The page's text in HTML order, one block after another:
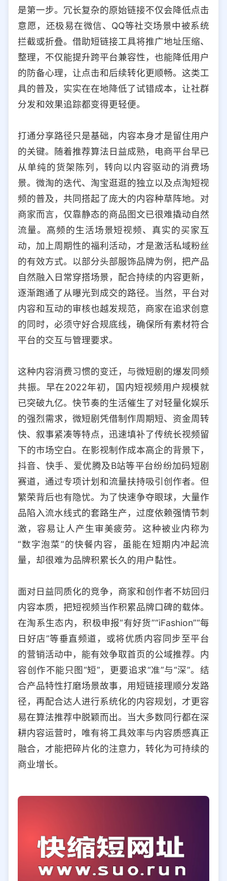
是第一步。冗长复杂的原始链接不仅会降低点击
意愿，还极易在微信、QQ等社交场景中被系统
拦截或折叠。借助短链接工具将推广地址压缩、
整理，不仅能提升跨平台兼容性，也能降低用户
的防备心理，让点击和后续转化更顺畅。这类工
具的普及，实实在在地降低了试错成本，让社群
分发和效果追踪都变得更轻便。
打通分享路径只是基础，内容本身才是留住用户
的关键。随着推荐算法日益成熟，电商平台早已
从单纯的货架陈列，转向以内容驱动的消费场
景。微淘的迭代、淘宝逛逛的独立以及点淘短视
频的普及，共同搭起了庞大的内容种草阵地。对
商家而言，仅靠静态的商品图文已很难撬动自然
流量。高频的生活场景短视频、真实的买家互
动，加上周期性的福利活动，才是激活私域粉丝
的有效方式。以部分头部服饰品牌为例，把产品
自然融入日常穿搭场景，配合持续的内容更新，
逐渐跑通了从曝光到成交的路径。当然，平台对
内容和互动的审核也越发规范，商家在追求创意
的同时，必须守好合规底线，确保所有素材符合
平台的交互与管理要求。
这种内容消费习惯的变迁，与微短剧的爆发同频
共振。早在2022年初，国内短视频用户规模就
已突破九亿。快节奏的生活催生了对轻量化娱乐
的强烈需求，微短剧凭借制作周期短、资金周转
快、叙事紧凑等特点，迅速填补了传统长视频留
下的市场空白。在影视制作成本高企的背景下，
抖音、快手、爱优腾及B站等平台纷纷加码短剧
赛道，通过专项计划和流量扶持吸引创作者。但
繁荣背后也有隐忧。为了快速争夺眼球，大量作
品陷入流水线式的套路生产，过度依赖强情节刺
激，容易让人产生审美疲劳。这种被业内称为
“数字泡菜”的快餐内容，虽能在短期内冲起流
量，却很难为品牌积累长久的用户黏性。
面对日益同质化的竞争，商家和创作者不妨回归
内容本质，把短视频当作积累品牌口碑的载体。
在淘系生态内，积极申报“有好货”“iFashion”“每
日好店”等垂直频道，或将优质内容同步至平台
的营销活动中，能有效争取首页的公域推荐。内
容创作不能只图“短”，更要追求“准”与“深”。结
合产品特性打磨场景故事，用短链接理顺分发路
径，再配合达人进行系统化的内容规划，才更容
易在算法推荐中脱颖而出。当大多数同行都在深
耕内容运营时，唯有将工具效率与内容质感真正
融合，才能把碎片化的注意力，转化为可持续的
商业增长。